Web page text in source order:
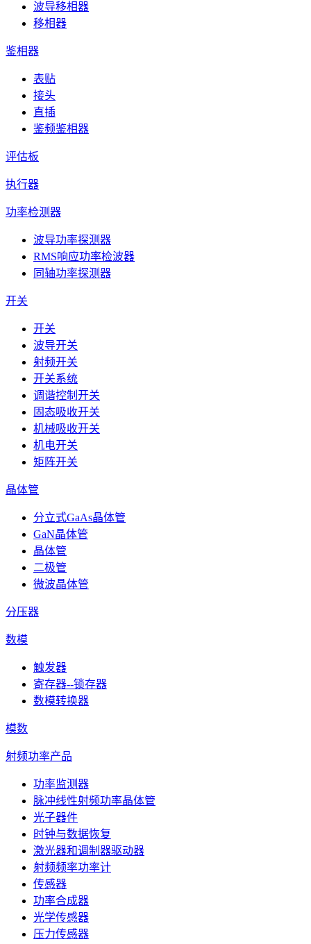
波导移相器
移相器
鉴相器
表贴
接头
直插
鉴频鉴相器
评估板
执行器
功率检测器
波导功率探测器
RMS响应功率检波器
同轴功率探测器
开关
开关
波导开关
射频开关
开关系统
调谐控制开关
固态吸收开关
机械吸收开关
机电开关
矩阵开关
晶体管
分立式GaAs晶体管
GaN晶体管
晶体管
二极管
微波晶体管
分压器
数模
触发器
寄存器--锁存器
数模转换器
模数
射频功率产品
功率监测器
脉冲线性射频功率晶体管
光子器件
时钟与数据恢复
激光器和调制器驱动器
射频频率功率计
传感器
功率合成器
光学传感器
压力传感器